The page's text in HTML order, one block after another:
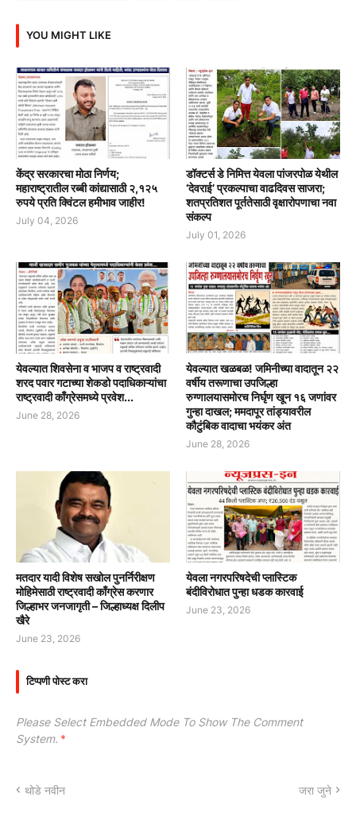
YOU MIGHT LIKE
केंद्र सरकारचा मोठा निर्णय;
महाराष्ट्रातील रब्बी कांद्यासाठी २,१२५
रुपये प्रति क्विंटल हमीभाव जाहीर!
July 04, 2026
डॉक्टर्स डे निमित्त येवला पांजरपोळ येथील
‘देवराई’ प्रकल्पाचा वाढदिवस साजरा;
शतप्रतिशत पूर्ततेसाठी वृक्षारोपणाचा नवा
संकल्प
July 01, 2026
येवल्यात शिवसेना व भाजप व राष्ट्रवादी
शरद पवार गटाच्या शेकडो पदाधिकाऱ्यांचा
राष्ट्रवादी काँग्रेसमध्ये प्रवेश...
June 28, 2026
येवल्यात खळबळ! जमिनीच्या वादातून २२
वर्षीय तरूणाचा उपजिल्हा
रुग्णालयासमोरच निर्घृण खून १६ जणांवर
गुन्हा दाखल; ममदापूर तांड्यावरील
कौटुंबिक वादाचा भयंकर अंत
June 28, 2026
मतदार यादी विशेष सखोल पुनर्निरीक्षण
मोहिमेसाठी राष्ट्रवादी काँग्रेस करणार
जिल्हाभर जनजागृती – जिल्हाध्यक्ष दिलीप
खैरे
June 23, 2026
येवला नगरपरिषदेची प्लास्टिक
बंदीविरोधात पुन्हा धडक कारवाई
June 23, 2026
टिप्पणी पोस्ट करा
Please Select Embedded Mode To Show The Comment
System. *
थोडे नवीन जरा जुने